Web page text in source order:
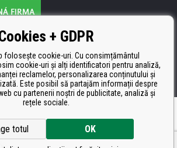
de rezervă este certificat
solutionsBINARGON.cz
+ GDPR
folosește cookie-uri. Cu consimțământul
cookie-uri și alți identificatori pentru analiză,
reclamelor, personalizarea conținutului și
Este posibil să partajăm informații despre
cu partenerii noștri de publicitate, analiză și
rețele sociale.
totul OK